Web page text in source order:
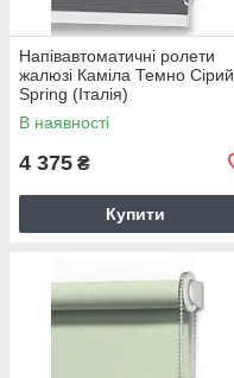
Напівавтоматичні ролети
жалюзі Каміла Темно Сірий
Spring (Італія)
В наявності
4 375 ₴
Купити